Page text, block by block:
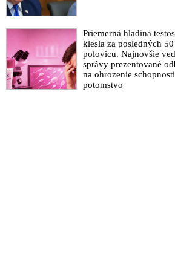
Priemerná hladina
klesla za posledných
polovicu. Najnovšie
správy prezentované
na ohrozenie
potomstvo